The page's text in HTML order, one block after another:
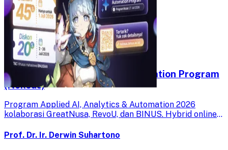
Applied AI, Analytics and Automation Program
(Neksus)
Program Applied AI, Analytics & Automation 2026
kolaborasi GreatNusa, RevoU, dan BINUS. Hybrid online
Prof. Dr. Ir. Derwin Suhartono